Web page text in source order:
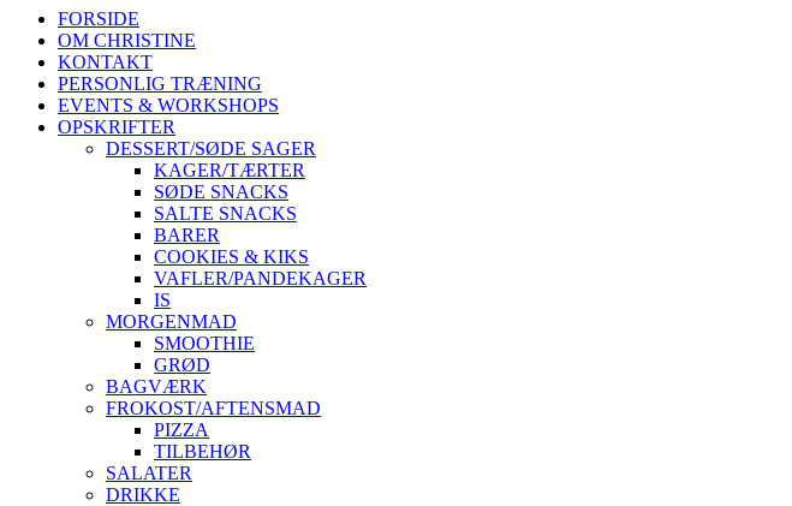
FORSIDE
OM CHRISTINE
KONTAKT
PERSONLIG TRÆNING
EVENTS & WORKSHOPS
OPSKRIFTER
DESSERT/SØDE SAGER
KAGER/TÆRTER
SØDE SNACKS
SALTE SNACKS
BARER
COOKIES & KIKS
VAFLER/PANDEKAGER
IS
MORGENMAD
SMOOTHIE
GRØD
BAGVÆRK
FROKOST/AFTENSMAD
PIZZA
TILBEHØR
SALATER
DRIKKE